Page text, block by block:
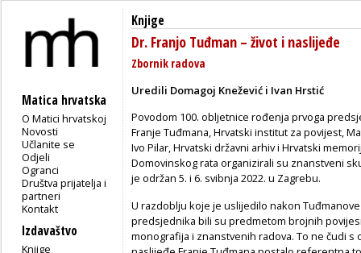
Matica hrvatska
O Matici hrvatskoj
Novosti
Učlanite se
Odjeli
Ogranci
Društva prijatelja i
partneri
Kontakt
Izdavaštvo
Knjige
Knjige
Dr. Franjo Tuđman – život i naslijeđe
Zbornik radova
Uredili Domagoj Knežević i Ivan Hrstić
Povodom 100. obljetnice rođenja prvoga
Franje Tuđmana, Hrvatski institut za povijest,
Ivo Pilar, Hrvatski državni arhiv i Hrvatski
Domovinskog rata organizirali su znanstveni
je održan 5. i 6. svibnja 2022. u Zagrebu.
U razdoblju koje je uslijedilo nakon
predsjednika bili su predmetom brojnih
monografija i znanstvenih radova. To ne čudi